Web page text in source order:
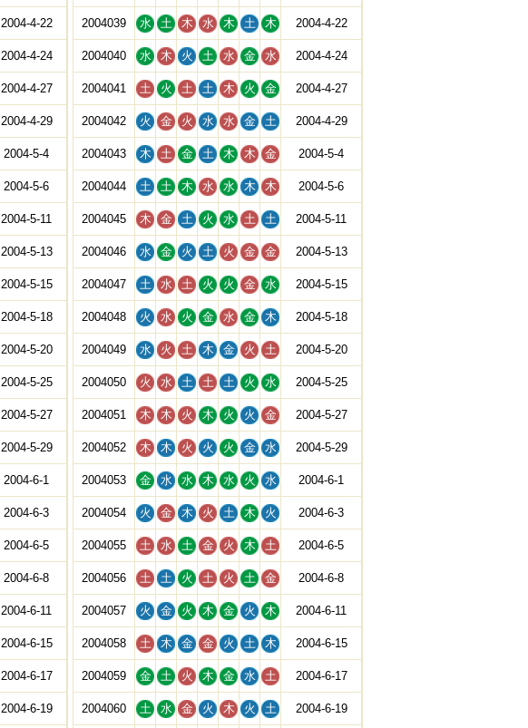
2004-4-22
2004-4-24
2004-4-27
2004-4-29
2004-5-4
2004-5-6
2004-5-11
2004-5-13
2004-5-15
2004-5-18
2004-5-20
2004-5-25
2004-5-27
2004-5-29
2004-6-1
2004-6-3
2004-6-5
2004-6-8
2004-6-11
2004-6-15
2004-6-17
2004-6-19
2004039 水 土 木 水 木 土 木 2004-4-22
2004040 水 木 火 土 水 金 水 2004-4-24
2004041 土 火 土 土 木 火 金 2004-4-27
2004042 火 金 火 水 水 金 土 2004-4-29
2004043 木 土 金 土 木 木 金 2004-5-4
2004044 土 土 木 水 水 木 木 2004-5-6
2004045 木 金 土 火 水 土 土 2004-5-11
2004046 水 金 火 土 火 金 金 2004-5-13
2004047 土 水 土 火 火 金 水 2004-5-15
2004048 火 水 火 金 水 金 木 2004-5-18
2004049 水 火 土 木 金 火 土 2004-5-20
2004050 火 水 土 土 土 火 水 2004-5-25
2004051 木 木 火 木 火 火 金 2004-5-27
2004052 木 木 火 火 火 金 水 2004-5-29
2004053 金 水 水 木 水 火 水 2004-6-1
2004054 火 金 木 火 土 木 火 2004-6-3
2004055 土 水 土 金 火 木 土 2004-6-5
2004056 土 土 火 土 火 土 金 2004-6-8
2004057 火 金 火 木 金 火 木 2004-6-11
2004058 土 木 金 金 火 土 木 2004-6-15
2004059 金 土 火 木 金 水 土 2004-6-17
2004060 土 水 金 火 木 火 土 2004-6-19